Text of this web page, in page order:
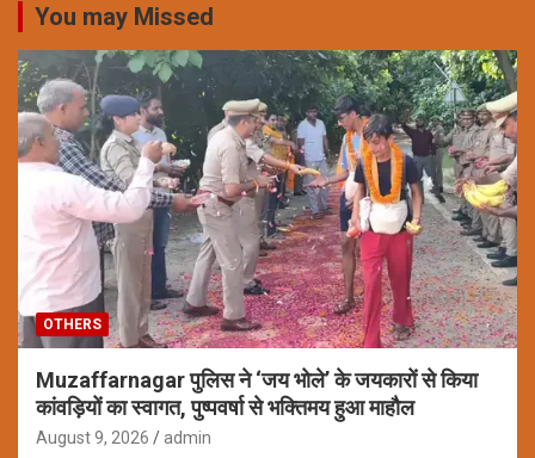
You may Missed
OTHERS
Muzaffarnagar पुलिस ने ‘जय भोले’ के जयकारों से किया
कांवड़ियों का स्वागत, पुष्पवर्षा से भक्तिमय हुआ माहौल
August 9, 2026 admin